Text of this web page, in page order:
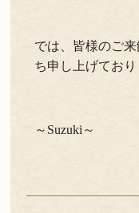
では、皆様のご
ち申し上げており
～Suzuki～